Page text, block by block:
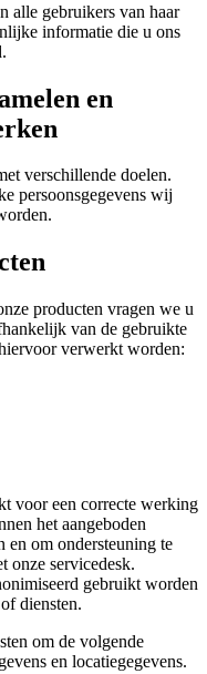
alle gebruikers van haar
informatie die u ons
en
verschillende doelen.
persoonsgegevens wij
producten vragen we u
van de gebruikte
verwerkt worden:
voor een correcte werking
het aangeboden
en om ondersteuning te
onze servicedesk.
gebruikt worden
diensten.
om de volgende
en locatiegegevens.